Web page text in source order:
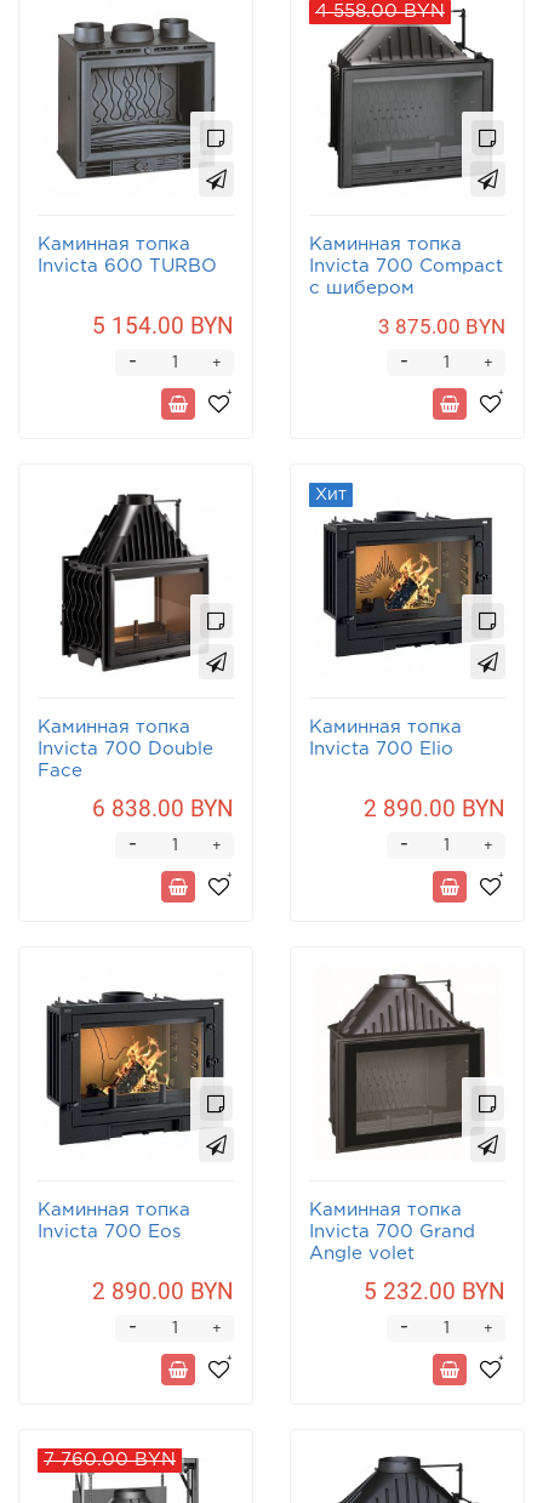
Каминная топка
Invicta 600 TURBO
5 154.00 BYN
+
-
4 558.00 BYN
Каминная топка
Invicta 700 Compact
с шибером
3 875.00 BYN
+
-
Каминная топка
Invicta 700 Double
Face
6 838.00 BYN
+
-
Хит
Каминная топка
Invicta 700 Elio
2 890.00 BYN
+
-
Каминная топка
Invicta 700 Eos
2 890.00 BYN
+
-
Каминная топка
Invicta 700 Grand
Angle volet
5 232.00 BYN
+
-
7 760.00 BYN